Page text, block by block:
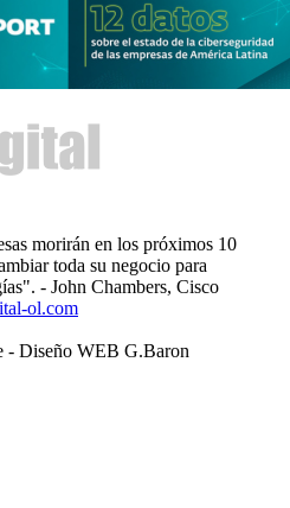
morirán en los próximos 10
toda su negocio para
- John Chambers, Cisco
ol.com
Diseño WEB G.Baron